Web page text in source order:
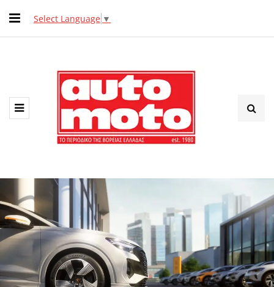
Select Language ▼